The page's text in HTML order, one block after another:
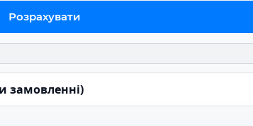
Розрахувати
замовленні)